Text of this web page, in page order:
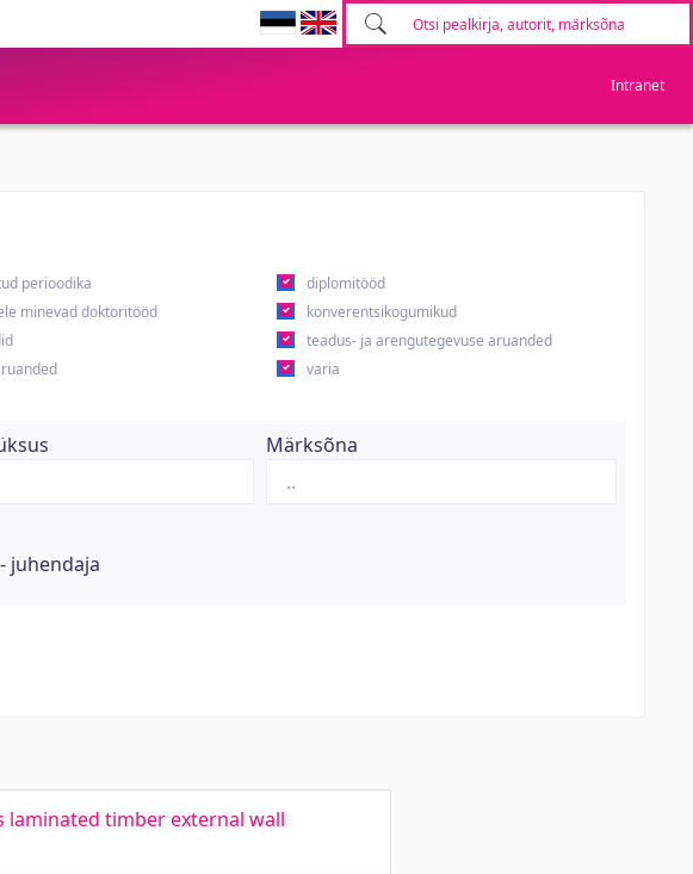
Intranet
perioodika
diplomitööd
minevad doktoritööd
konverentsikogumikud
teadus- ja arengutegevuse aruanded
varia
Märksõna
juhendaja
laminated timber external wall